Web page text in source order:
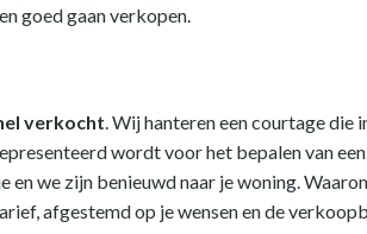
goed gaan verkopen.
verkocht. Wij hanteren een courtage
wordt voor het bepalen van
en we zijn benieuwd naar je woning.
afgestemd op je wensen en de